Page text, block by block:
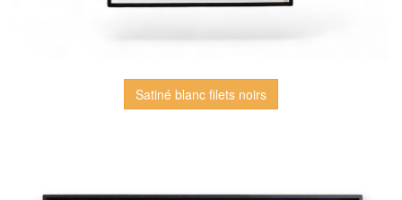
Satiné blanc filets noirs